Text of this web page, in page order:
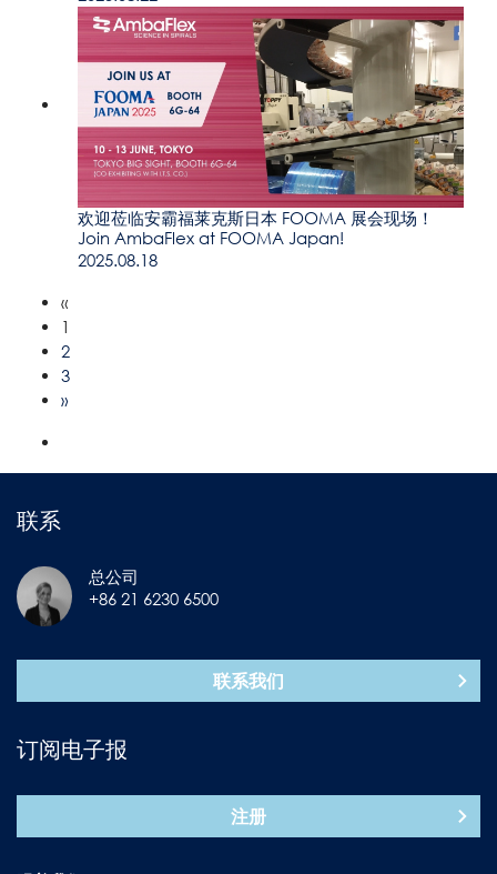
欢迎莅临安霸福莱克斯日本 FOOMA 展会现场！
Join AmbaFlex at FOOMA Japan!
2025.08.18
«
1
2
3
»
联系
总公司
+86 21 6230 6500
联系我们
订阅电子报
注册